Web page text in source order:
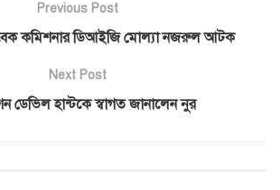
Previous Post
কমিশনার ডিআইজি মোল্যা নজরুল আটক
Next Post
ডেভিল হান্টকে স্বাগত জানালেন নুর